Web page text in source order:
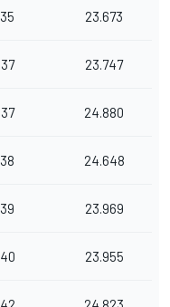
35 23.673
37 23.747
37 24.880
38 24.648
39 23.969
40 23.955